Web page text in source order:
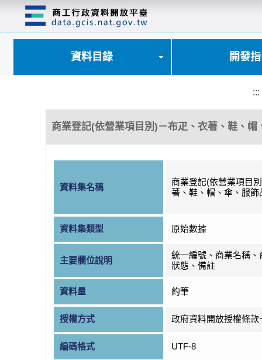
資料目錄 開發
:::
商業登記(依營業項目別)－布疋、衣著、鞋、帽
資料集名稱
商業登記(依營業項目
著、鞋、帽、傘、服飾
資料集類型 原始數據
主要欄位說明
統一編號、商業名稱、
狀態、備註
資料量 約筆
授權方式 政府資料開放授權條款
編碼格式 UTF-8